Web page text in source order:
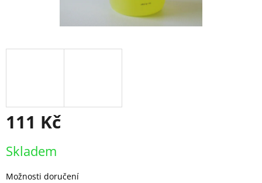
111 Kč
cena:
Skladem
Možnosti doručení